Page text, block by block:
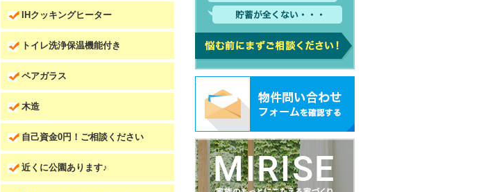
IHクッキングヒーター
トイレ洗浄保温機能付き
ペアガラス
木造
自己資金0円！ご相談ください
近くに公園あります♪